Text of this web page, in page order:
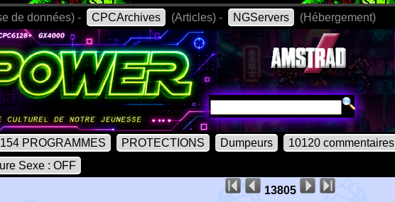
de données) - CPCArchives (Articles) - NGServers (Hébergement)
PROGRAMMES PROTECTIONS Dumpeurs 10120 commentaires
Sexe : OFF
13805